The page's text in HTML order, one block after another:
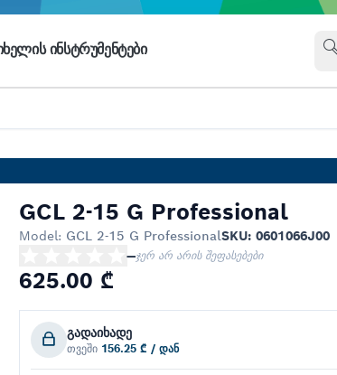
ᲮᲔᲚᲘᲡ ᲘᲜᲡᲢᲠᲣᲛᲔᲜᲢᲔᲑᲘ
GCL 2-15 G Professional
Model: GCL 2-15 G ProfessionalSKU: 0601066J00
—ჯერ არ არის შეფასებები
625.00 ₾
გადაიხადე
თვეში 156.25 ₾ / დან